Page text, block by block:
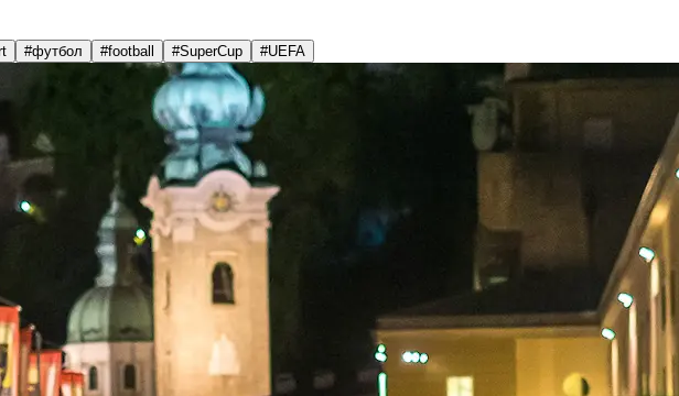
#футбол #football #SuperCup #UEFA